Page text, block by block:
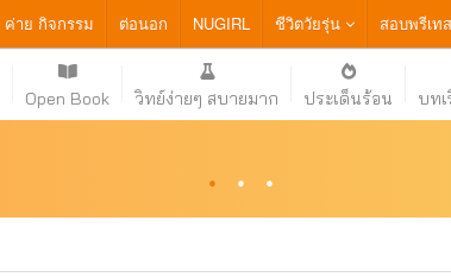
ค่าย กิจกรรม ต่อนอก NUGIRL ชีวิตวัยรุ่น สอบพรีเทส
Open Book วิทย์ง่ายๆ สบายมาก ประเด็นร้อน บท
· · ·